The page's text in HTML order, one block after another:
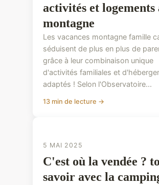
activités et logements
montagne
Les vacances montagne famille
séduisent de plus en plus de
grâce à leur combinaison unique
d'activités familiales et
adaptés ! Selon l'Observatoire...
13 min de lecture →
5 MAI 2025
C'est où la vendée ?
savoir avec la